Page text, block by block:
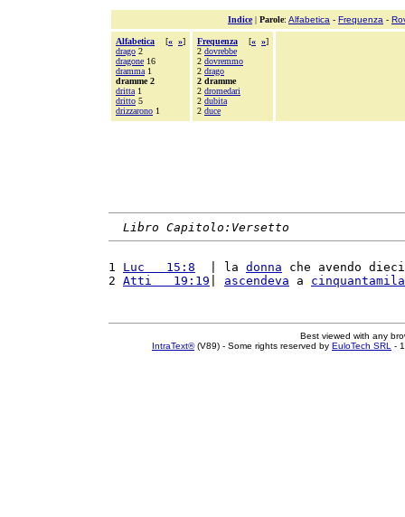
Indice| Parole: Alfabetica - Frequenza -
Alfabetica [« »]
drago 2
dragone 16
dramma 1
dramme 2
dritta 1
dritto 5
drizzarono 1
Frequenza [« »]
2 dovrebbe
2 dovremmo
2 drago
2 dramme
2 dromedari
2 dubita
2 duce
Libro Capitolo:Versetto
1 Luc   15:8
  | la
donna che avendo
2 Atti   19:19 ascendeva a cinquantamila
Best viewed with any
IntraText®(V89) - Some rights reserved by EuloTech SRL -